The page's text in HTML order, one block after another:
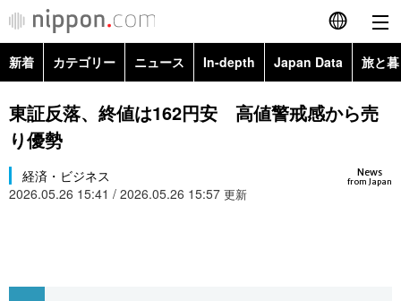
English
简体字
カテゴリー
新着 カテゴリー ニュース In-depth Japan Data 旅と
政治・外交
経済・ビジネス
国際・海外
文化
Topics
東証反落、終値は162円安 高値警戒感から売
り優勢
News
from Japan
経済・ビジネス
2026.05.26 15:41 / 2026.05.26 15:57 更新